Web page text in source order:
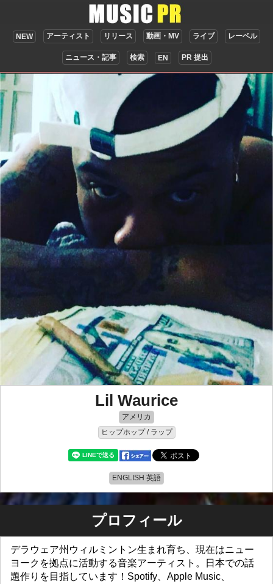
NEW アーティスト リリース 動画・MV ライブ レーベル
ニュース・記事 検索 EN PR 提出
Lil Waurice
アメリカ
ヒップホップ / ラップ
ENGLISH 英語
プロフィール
デラウェア州ウィルミントン生まれ育ち、現在はニュー
ヨークを拠点に活動する音楽アーティスト。日本での話
題作りを目指しています！Spotify、Apple Music、